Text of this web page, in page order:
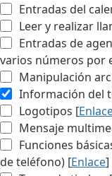
Entradas del
Leer y realizar
Entradas de
varios números por
Manipulación
Información del
Logotipos [
Mensaje
Funciones
de teléfono) [Enlace]